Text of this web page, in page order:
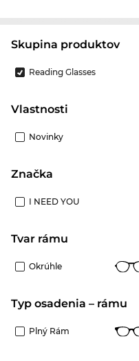
Skupina produktov
Reading Glasses
Vlastnosti
Novinky
Značka
I NEED YOU
Tvar rámu
Okrúhle
Typ osadenia – rámu
Plný Rám